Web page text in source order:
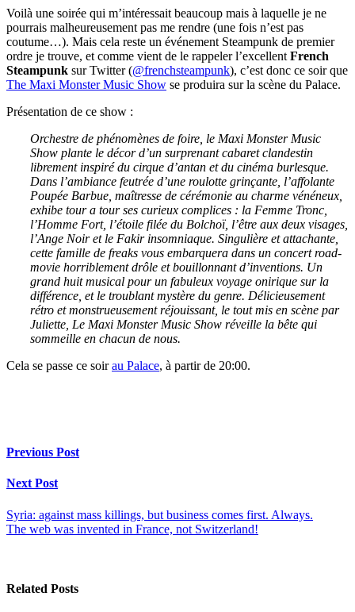
Voilà une soirée qui m’intéressait beaucoup mais à laquelle je ne
pourrais malheureusement pas me rendre (une fois n’est pas
coutume…). Mais cela reste un événement Steampunk de premier
ordre je trouve, et comme vient de le rappeler l’excellent French
Steampunk sur Twitter (@frenchsteampunk), c’est donc ce soir que
The Maxi Monster Music Show se produira sur la scène du Palace.
Présentation de ce show :
Orchestre de phénomènes de foire, le Maxi Monster Music
Show plante le décor d’un surprenant cabaret clandestin
librement inspiré du cirque d’antan et du cinéma burlesque.
Dans l’ambiance feutrée d’une roulotte grinçante, l’affolante
Poupée Barbue, maîtresse de cérémonie au charme vénéneux,
exhibe tour a tour ses curieux complices : la Femme Tronc,
l’Homme Fort, l’étoile filée du Bolchoï, l’être aux deux visages,
l’Ange Noir et le Fakir insomniaque. Singulière et attachante,
cette famille de freaks vous embarquera dans un concert road-
movie horriblement drôle et bouillonnant d’inventions. Un
grand huit musical pour un fabuleux voyage onirique sur la
différence, et le troublant mystère du genre. Délicieusement
rétro et monstrueusement réjouissant, le tout mis en scène par
Juliette, Le Maxi Monster Music Show réveille la bête qui
sommeille en chacun de nous.
Cela se passe ce soirau Palace, à partir de 20:00.
Previous Post
Next Post
Syria: against mass killings, but business comes first. Always.
The web was invented in France, not Switzerland!
Related Posts